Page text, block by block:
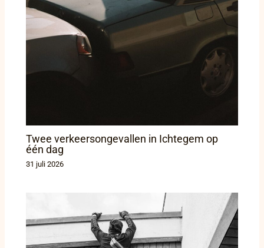
Twee verkeersongevallen in Ichtegem op
één dag
31 juli 2026